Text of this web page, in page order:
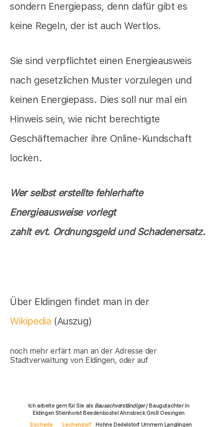
sondern Energiepass, denn dafür gibt es
keine Regeln, der ist auch Wertlos.
Sie sind verpflichtet einen Energieausweis
nach gesetzlichen Muster vorzulegen und
keinen Energiepass. Dies soll nur mal ein
Hinweis sein, wie nicht berechtigte
Geschäftemacher ihre Online-Kundschaft
locken.
Wer selbst erstellte fehlerhafte
Energieausweise vorlegt
zahlt evt. Ordnungsgeld und Schadenersatz.
Über Eldingen findet man in der
Wikipedia (Auszug)
noch mehr erfärt man an der Adresse der
Stadtverwaltung von Eldingen, oder auf
Ich arbeite gern für Sie als Bausachverständiger/ Baugutachter in
Eldingen Steinhorst Beedenbostel Ahnsbeck Groß Oesingen
Eschede
Lachendorf Hohne Dedelstorf Ummern Langlingen